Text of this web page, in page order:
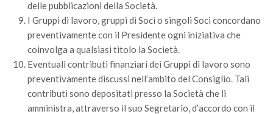
Comunicati
Congressi
Corsi di Aggiornamento
Corsi di Specializzazione
Giornate di Studio
delle pubblicazioni della Società.
I Gruppi di lavoro, gruppi di Soci o singoli Soci concordano
preventivamente con il Presidente ogni iniziativa che
coinvolga a qualsiasi titolo la Società.
Eventuali contributi finanziari dei Gruppi di lavoro sono
preventivamente discussi nell’ambito del Consiglio. Tali
contributi sono depositati presso la Società che li
amministra, attraverso il suo Segretario, d’accordo con il